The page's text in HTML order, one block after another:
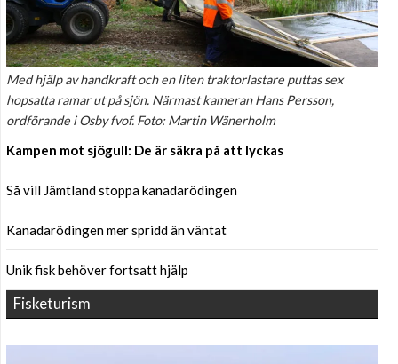
Med hjälp av handkraft och en liten traktorlastare puttas sex
hopsatta ramar ut på sjön. Närmast kameran Hans Persson,
ordförande i Osby fvof. Foto: Martin Wänerholm
Kampen mot sjögull: De är säkra på att lyckas
Så vill Jämtland stoppa kanadarödingen
Kanadarödingen mer spridd än väntat
Unik fisk behöver fortsatt hjälp
Fisketurism